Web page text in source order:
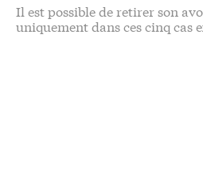
Il est possible de retirer son
uniquement dans ces cinq cas